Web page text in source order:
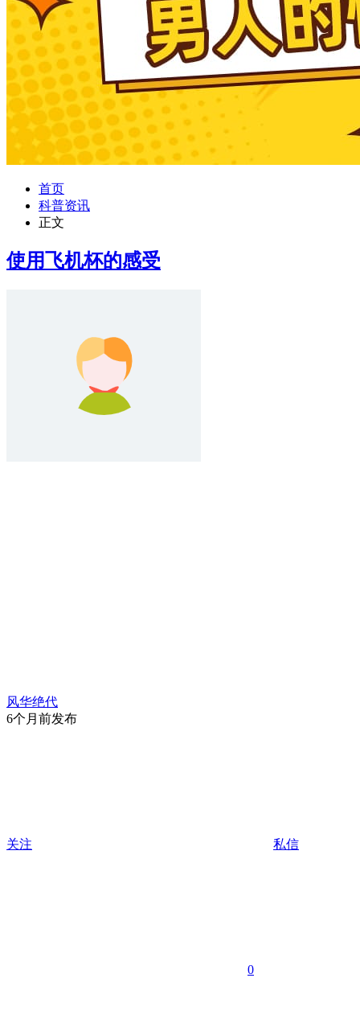
首页
科普资讯
正文
使用飞机杯的感受
风华绝代
6个月前发布
关注 私信
0